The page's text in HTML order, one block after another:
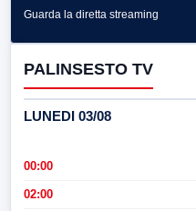
Guarda la diretta streaming
PALINSESTO TV
LUNEDI 03/08
00:00
02:00